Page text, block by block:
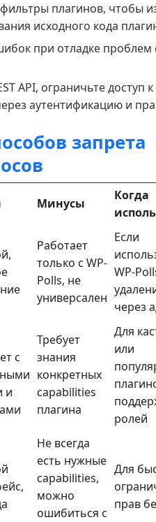
плагинов, чтобы
исходного кода
при отладке проблем
API, ограничьте доступ к
аутентификацию и
запрета
Минусы
Когда
Работает
только с WP-
Polls, не
универсален
Если
WP-
через
с
и
Требует
знания
конкретных
capabilities
плагина
Для
или
ролей
Не всегда
есть нужные
capabilities,
можно
ошибиться с
Для
прав